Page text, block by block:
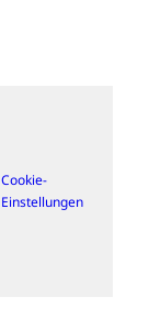
Cookie-
Einstellungen